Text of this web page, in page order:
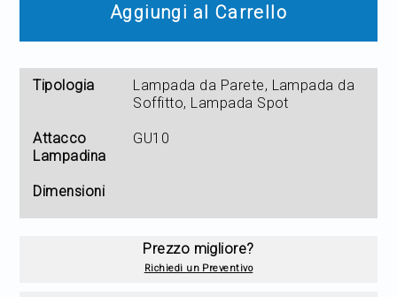
Aggiungi al Carrello
Tipologia
Lampada da Parete, Lampada da
Soffitto, Lampada Spot
Attacco
Lampadina
GU10
Dimensioni
Prezzo migliore?
Richiedi un Preventivo